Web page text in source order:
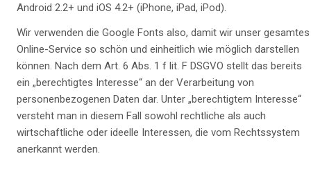
Android 2.2+ und iOS 4.2+ (iPhone, iPad, iPod).
Wir verwenden die Google Fonts also, damit wir unser gesamtes
Online-Service so schön und einheitlich wie möglich darstellen
können. Nach dem Art. 6 Abs. 1 f lit. F DSGVO stellt das bereits
ein „berechtigtes Interesse“ an der Verarbeitung von
personenbezogenen Daten dar. Unter „berechtigtem Interesse“
versteht man in diesem Fall sowohl rechtliche als auch
wirtschaftliche oder ideelle Interessen, die vom Rechtssystem
anerkannt werden.